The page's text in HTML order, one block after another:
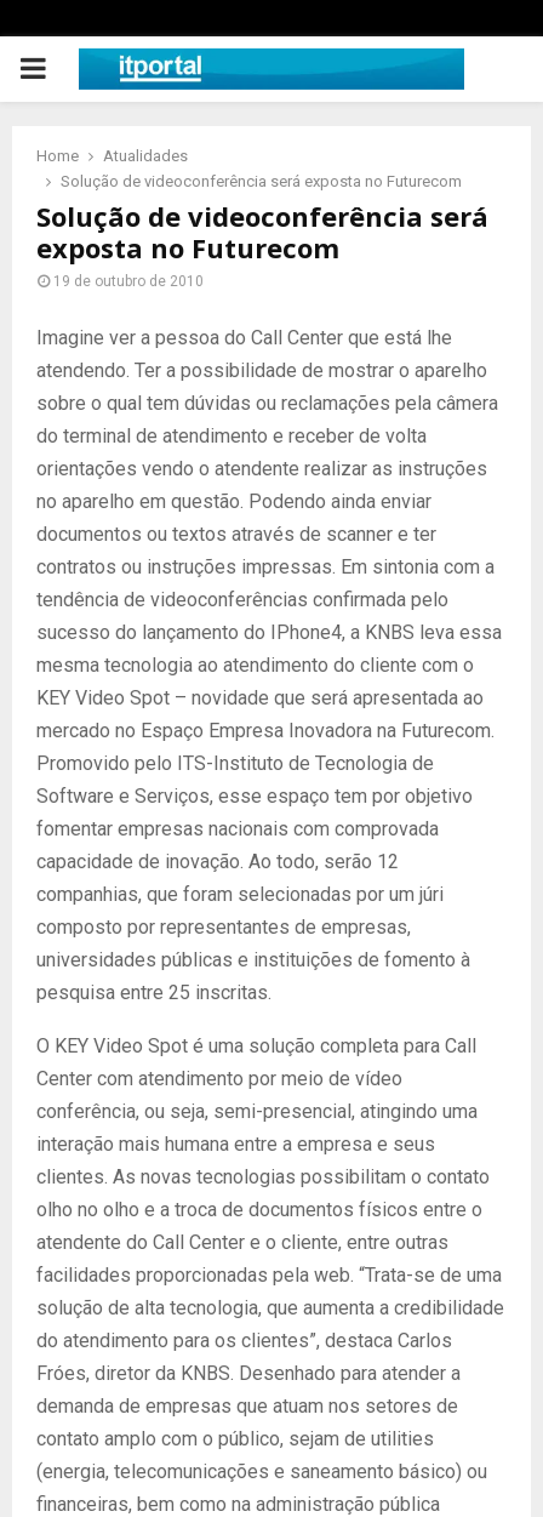
PRIMARY
Home
Atualidades
Solução de videoconferência será exposta no Futurecom
Solução de videoconferência será
exposta no Futurecom
19 de outubro de 2010
Imagine ver a pessoa do Call Center que está lhe
atendendo. Ter a possibilidade de mostrar o aparelho
sobre o qual tem dúvidas ou reclamações pela câmera
do terminal de atendimento e receber de volta
orientações vendo o atendente realizar as instruções
no aparelho em questão. Podendo ainda enviar
documentos ou textos através de scanner e ter
contratos ou instruções impressas. Em sintonia com a
tendência de videoconferências confirmada pelo
sucesso do lançamento do IPhone4, a KNBS leva essa
mesma tecnologia ao atendimento do cliente com o
KEY Video Spot – novidade que será apresentada ao
mercado no Espaço Empresa Inovadora na Futurecom.
Promovido pelo ITS-Instituto de Tecnologia de
Software e Serviços, esse espaço tem por objetivo
fomentar empresas nacionais com comprovada
capacidade de inovação. Ao todo, serão 12
companhias, que foram selecionadas por um júri
composto por representantes de empresas,
universidades públicas e instituições de fomento à
pesquisa entre 25 inscritas.
O KEY Video Spot é uma solução completa para Call
Center com atendimento por meio de vídeo
conferência, ou seja, semi-presencial, atingindo uma
interação mais humana entre a empresa e seus
clientes. As novas tecnologias possibilitam o contato
olho no olho e a troca de documentos físicos entre o
atendente do Call Center e o cliente, entre outras
facilidades proporcionadas pela web. “Trata-se de uma
solução de alta tecnologia, que aumenta a credibilidade
do atendimento para os clientes”, destaca Carlos
Fróes, diretor da KNBS. Desenhado para atender a
demanda de empresas que atuam nos setores de
contato amplo com o público, sejam de utilities
(energia, telecomunicações e saneamento básico) ou
financeiras, bem como na administração pública